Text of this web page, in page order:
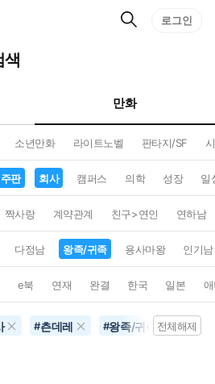
검
로그인
색
만화
소년만화 라이트노벨 판타지/SF
판 회사 캠퍼스 의학 성장 일
짝사랑 계약관계 친구>연인 연하남
다정남 왕족/귀족 용사마왕 인기남
e북 연재 완결 한국 일본
#츤데레 #왕족/귀족 전체해제